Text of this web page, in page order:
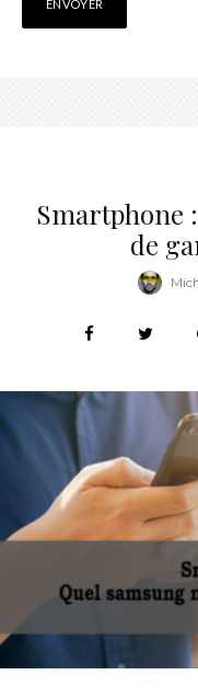
Smartphone
de